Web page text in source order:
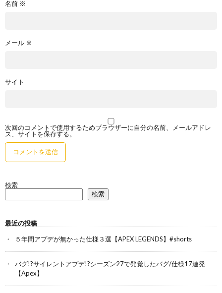
名前 ※
メール ※
サイト
次回のコメントで使用するためブラウザーに自分の名前、メールアドレ
ス、サイトを保存する。
検索
検索
最近の投稿
５年間アプデが無かった仕様３選【APEX LEGENDS】#shorts
バグ!?サイレントアプデ!?シーズン27で発覚したバグ/仕様17連発
【Apex】